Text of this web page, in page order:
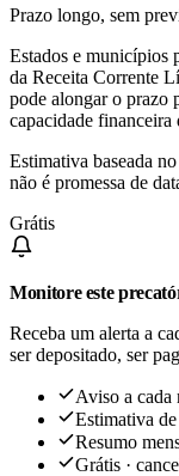
Prazo longo, sem
Estados e municípios
da Receita Corrente
pode alongar o prazo
capacidade financeira
Estimativa baseada
não é promessa de
Grátis
Monitore este
Receba um alerta a
ser depositado, ser
Aviso a cada
Estimativa
Resumo
Grátis ·